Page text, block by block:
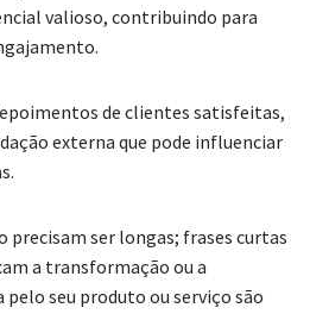
valioso, contribuindo para
de clientes satisfeitas,
externa que pode influenciar
precisam ser longas; frases curtas
a transformação ou a
seu produto ou serviço são